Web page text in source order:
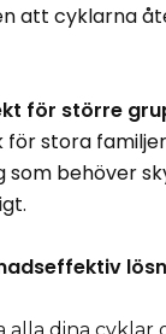
att cyklarna
för större
för stora
som behöver